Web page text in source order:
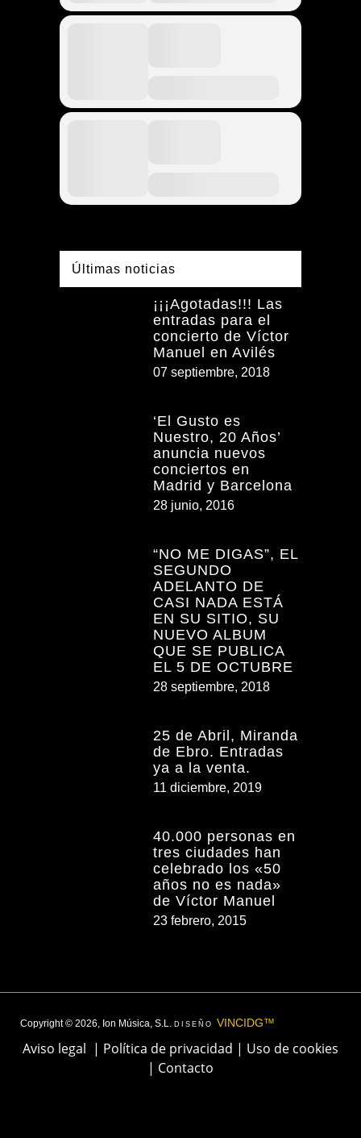
Últimas noticias
¡¡¡Agotadas!!! Las
entradas para el
concierto de Víctor
Manuel en Avilés
07 septiembre, 2018
‘El Gusto es
Nuestro, 20 Años’
anuncia nuevos
conciertos en
Madrid y Barcelona
28 junio, 2016
“NO ME DIGAS”, EL
SEGUNDO
ADELANTO DE
CASI NADA ESTÁ
EN SU SITIO, SU
NUEVO ALBUM
QUE SE PUBLICA
EL 5 DE OCTUBRE
28 septiembre, 2018
25 de Abril, Miranda
de Ebro. Entradas
ya a la venta.
11 diciembre, 2019
40.000 personas en
tres ciudades han
celebrado los «50
años no es nada»
de Víctor Manuel
23 febrero, 2015
Copyright © 2026, Ion Música, S.L. DISEÑO VINCIDG™
Aviso legal | Política de privacidad | Uso de cookies
| Contacto